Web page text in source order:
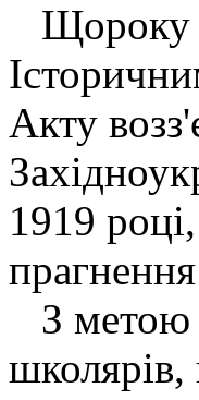
Щороку
Акту
1919
З метою
школярів,